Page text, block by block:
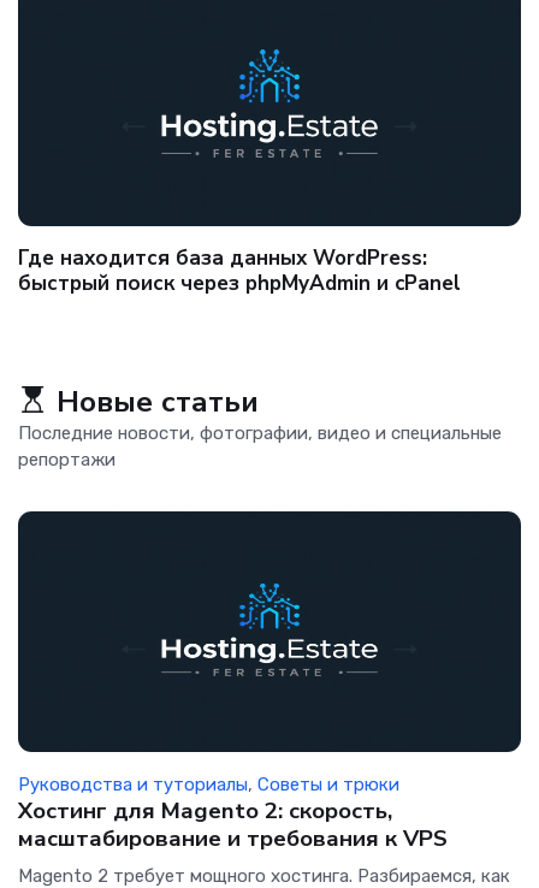
Ускорьте ваш WordPress-сайт: премиум-хостинг
теперь и в Дубае
Новые статьи
Последние новости, фотографии, видео и специальные
репортажи
Руководства и туториалы, Советы и трюки
Хостинг для Magento 2: скорость,
масштабирование и требования к VPS
Magento 2 требует мощного хостинга. Разбираемся, как